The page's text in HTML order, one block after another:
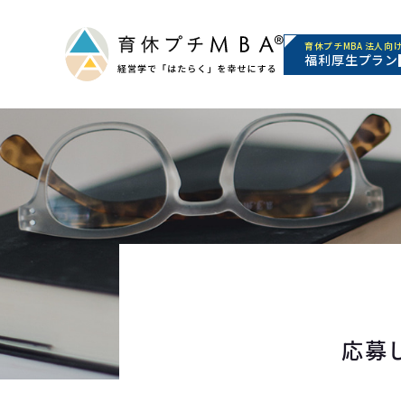
育休プチMBA 法人向け
福利厚生プラン
応募